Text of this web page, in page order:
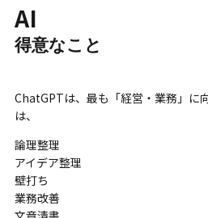
AI
得意なこと
ChatGPTは、最も「経営・業務」に
は、
論理整理
アイデア整理
壁打ち
業務改善